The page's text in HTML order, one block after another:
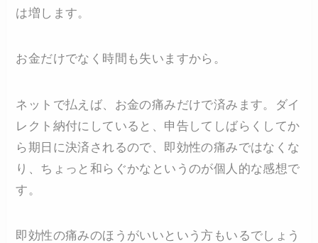
は増します。
お金だけでなく時間も失いますから。
ネットで払えば、お金の痛みだけで済みます。ダイ
レクト納付にしていると、申告してしばらくしてか
ら期日に決済されるので、即効性の痛みではなくな
り、ちょっと和らぐかなというのが個人的な感想で
す。
即効性の痛みのほうがいいという方もいるでしょう